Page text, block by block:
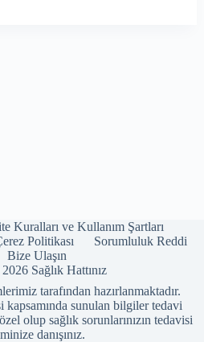
Kuralları ve Kullanım Şartları
Politikası
Sorumluluk Reddi
Bize Ulaşın
Sağlık Hattınız
tarafından hazırlanmaktadır.
sunulan bilgiler tedavi
olup sağlık sorunlarınızın tedavisi
danışınız.